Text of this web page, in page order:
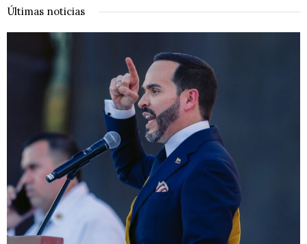
Últimas noticias